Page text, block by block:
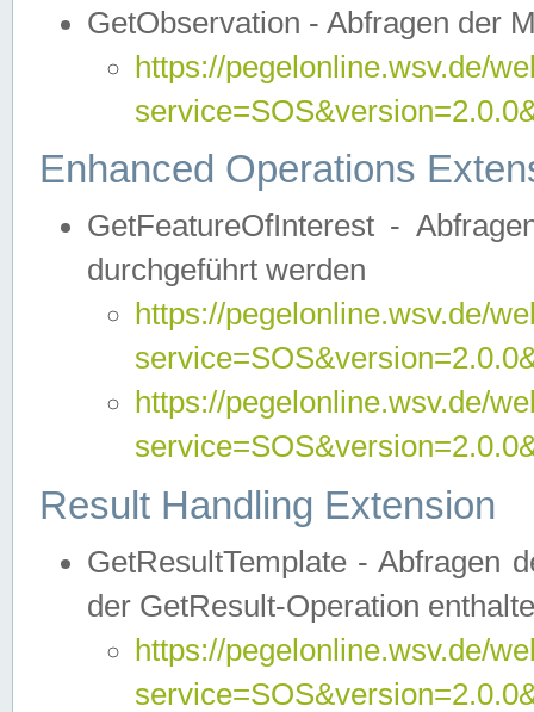
GetObservation - Abfragen der
https://pegelonline.wsv.de/
Enhanced Operations
GetFeatureOfInterest -
durchgeführt werden
https://pegelonline.wsv.de/
https://pegelonline.wsv.de/
Result Handling Extension
GetResultTemplate - Abfragen
der GetResult-Operation
https://pegelonline.wsv.de/